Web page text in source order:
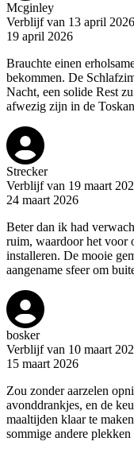
Mcginley
Verblijf van 13 april
19 april 2026
Brauchte einen
bekommen. De
Nacht, een solide Rest
afwezig zijn in de
Strecker
Verblijf van 19 maart
24 maart 2026
Beter dan ik had
ruim, waardoor het voor
installeren. De mooie
aangename sfeer om
bosker
Verblijf van 10 maart
15 maart 2026
Zou zonder aarzelen
avonddrankjes, en de
maaltijden klaar te
sommige andere